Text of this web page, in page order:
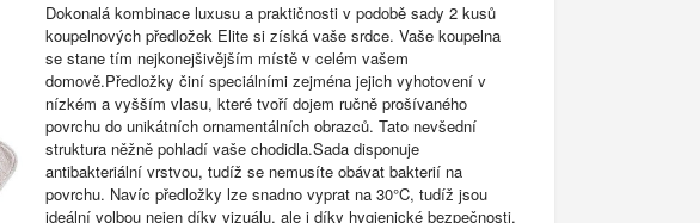
Dokonalá kombinace luxusu a praktičnosti v podobě sady 2 kusů
koupelnových předložek Elite si získá vaše srdce. Vaše koupelna
se stane tím nejkonejšivějším místě v celém vašem
domově.Předložky činí speciálními zejména jejich vyhotovení v
nízkém a vyšším vlasu, které tvoří dojem ručně prošívaného
povrchu do unikátních ornamentálních obrazců. Tato nevšední
struktura něžně pohladí vaše chodidla.Sada disponuje
antibakteriální vrstvou, tudíž se nemusíte obávat bakterií na
povrchu. Navíc předložky lze snadno vyprat na 30°C, tudíž jsou
ideální volbou nejen díky vizuálu, ale i díky hygienické bezpečnosti.